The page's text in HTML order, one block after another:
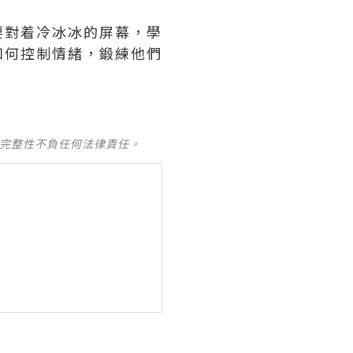
着冷冰冰的屏幕，學
控制情緒，鍛練他們
整性不負任何法律責任。